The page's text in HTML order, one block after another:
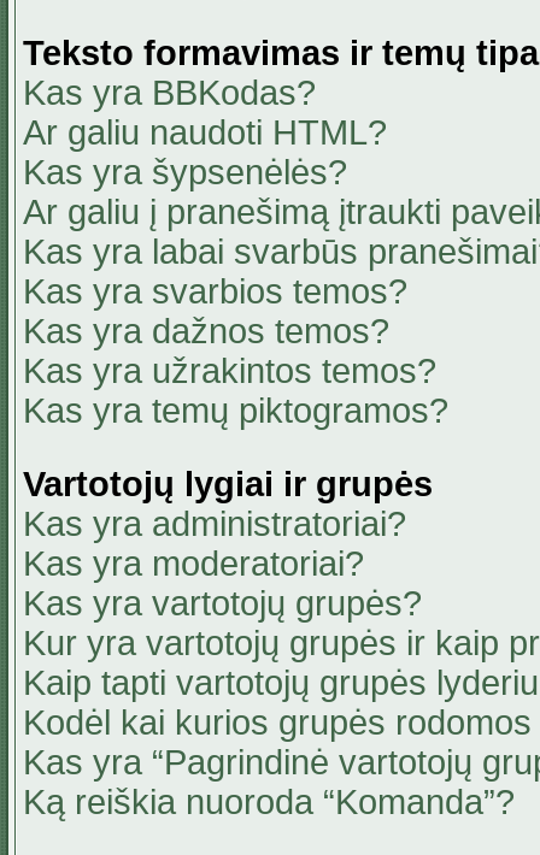
Teksto formavimas ir temų
Kas yra BBKodas?
Ar galiu naudoti HTML?
Kas yra šypsenėlės?
Ar galiu į pranešimą įtraukti
Kas yra labai svarbūs
Kas yra svarbios temos?
Kas yra dažnos temos?
Kas yra užrakintos temos?
Kas yra temų piktogramos?
Vartotojų lygiai ir grupės
Kas yra administratoriai?
Kas yra moderatoriai?
Kas yra vartotojų grupės?
Kur yra vartotojų grupės ir kaip
Kaip tapti vartotojų grupės
Kodėl kai kurios grupės
Kas yra “Pagrindinė vartotojų
Ką reiškia nuoroda “Komanda”?